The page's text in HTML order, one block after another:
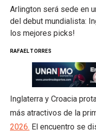
Arlington será sede en
del debut mundialista:
los mejores picks!
RAFAEL TORRES
Inglaterra y Croacia
más atractivos de la
2026. El encuentro se